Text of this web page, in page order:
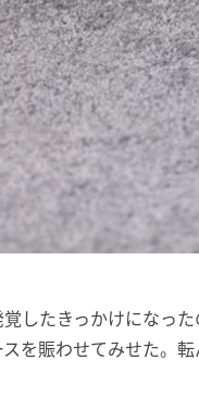
したきっかけになっ
を賑わせてみせた。